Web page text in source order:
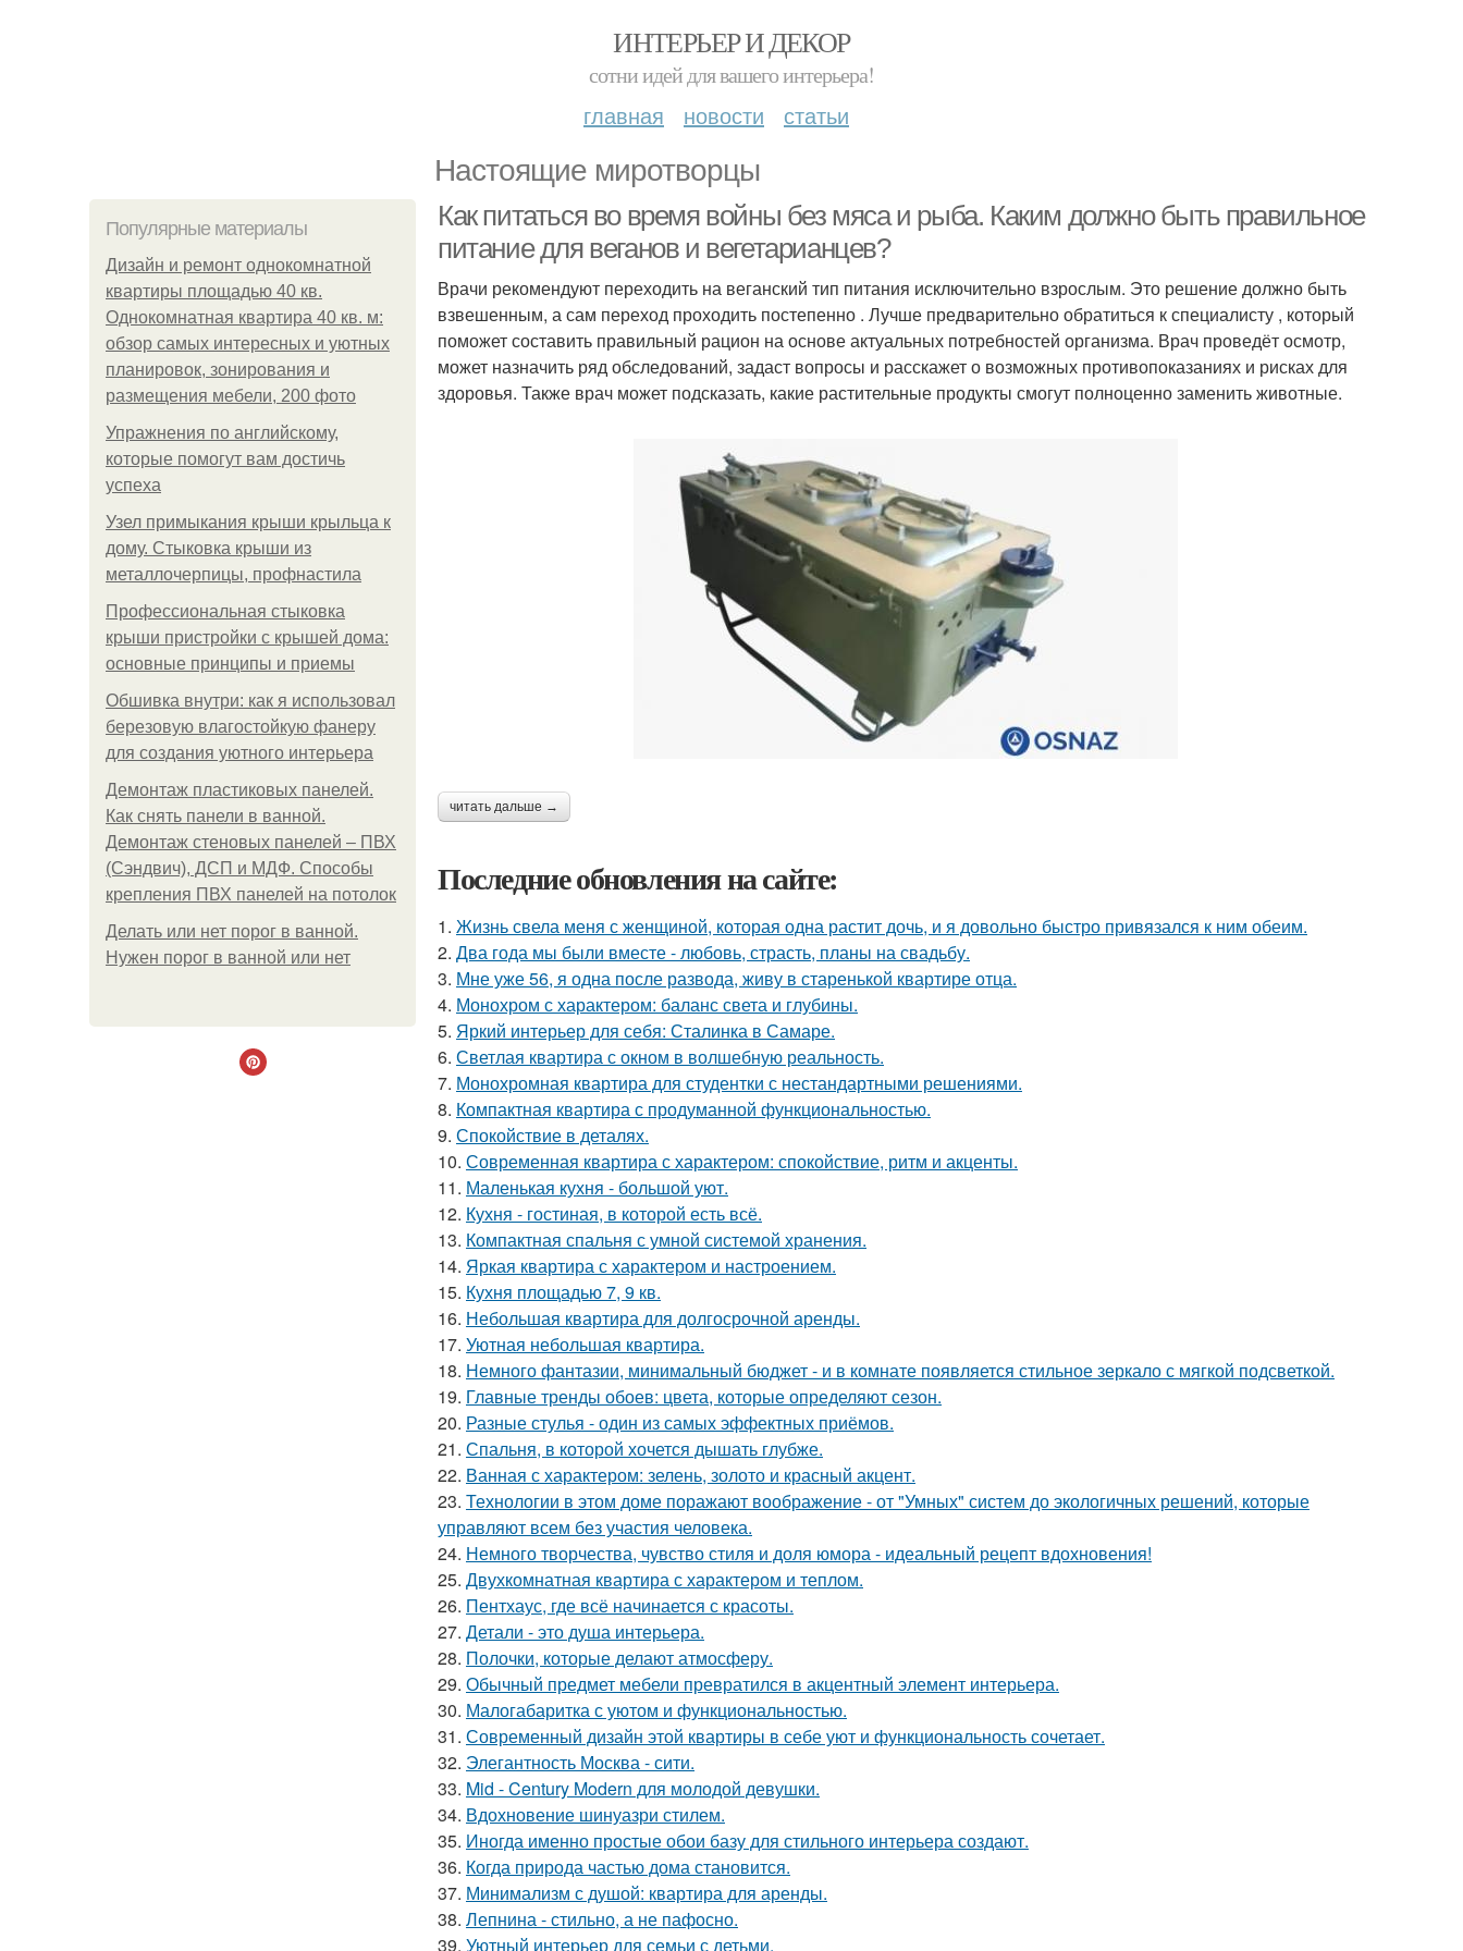
ИНТЕРЬЕР И ДЕКОР
сотни идей для вашего интерьера!
главная новости статьи
Настоящие миротворцы
Популярные материалы
Дизайн и ремонт однокомнатной
квартиры площадью 40 кв.
Однокомнатная квартира 40 кв. м:
обзор самых интересных и уютных
планировок, зонирования и
размещения мебели, 200 фото
Упражнения по английскому,
которые помогут вам достичь
успеха
Узел примыкания крыши крыльца к
дому. Стыковка крыши из
металлочерпицы, профнастила
Профессиональная стыковка
крыши пристройки с крышей дома:
основные принципы и приемы
Обшивка внутри: как я использовал
березовую влагостойкую фанеру
для создания уютного интерьера
Демонтаж пластиковых панелей.
Как снять панели в ванной.
Демонтаж стеновых панелей – ПВХ
(Сэндвич), ДСП и МДФ. Способы
крепления ПВХ панелей на потолок
Делать или нет порог в ванной.
Нужен порог в ванной или нет
Как питаться во время войны без мяса и рыба. Каким должно быть правильное
питание для веганов и вегетарианцев?
Врачи рекомендуют переходить на веганский тип питания исключительно взрослым. Это решение должно быть
взвешенным, а сам переход проходить постепенно . Лучше предварительно обратиться к специалисту , который
поможет составить правильный рацион на основе актуальных потребностей организма. Врач проведёт осмотр,
может назначить ряд обследований, задаст вопросы и расскажет о возможных противопоказаниях и рисках для
здоровья. Также врач может подсказать, какие растительные продукты смогут полноценно заменить животные.
читать дальше →
Последние обновления на сайте:
1. Жизнь свела меня с женщиной, которая одна растит дочь, и я довольно быстро привязался к ним обеим.
2. Два года мы были вместе - любовь, страсть, планы на свадьбу.
3. Мне уже 56, я одна после развода, живу в старенькой квартире отца.
4. Монохром с характером: баланс света и глубины.
5. Яркий интерьер для себя: Сталинка в Самаре.
6. Светлая квартира с окном в волшебную реальность.
7. Монохромная квартира для студентки с нестандартными решениями.
8. Компактная квартира с продуманной функциональностью.
9. Спокойствие в деталях.
10. Современная квартира с характером: спокойствие, ритм и акценты.
11. Маленькая кухня - большой уют.
12. Кухня - гостиная, в которой есть всё.
13. Компактная спальня с умной системой хранения.
14. Яркая квартира с характером и настроением.
15. Кухня площадью 7, 9 кв.
16. Небольшая квартира для долгосрочной аренды.
17. Уютная небольшая квартира.
18. Немного фантазии, минимальный бюджет - и в комнате появляется стильное зеркало с мягкой подсветкой.
19. Главные тренды обоев: цвета, которые определяют сезон.
20. Разные стулья - один из самых эффектных приёмов.
21. Спальня, в которой хочется дышать глубже.
22. Ванная с характером: зелень, золото и красный акцент.
23. Технологии в этом доме поражают воображение - от "Умных" систем до экологичных решений, которые
управляют всем без участия человека.
24. Немного творчества, чувство стиля и доля юмора - идеальный рецепт вдохновения!
25. Двухкомнатная квартира с характером и теплом.
26. Пентхаус, где всё начинается с красоты.
27. Детали - это душа интерьера.
28. Полочки, которые делают атмосферу.
29. Обычный предмет мебели превратился в акцентный элемент интерьера.
30. Малогабаритка с уютом и функциональностью.
31. Современный дизайн этой квартиры в себе уют и функциональность сочетает.
32. Элегантность Москва - сити.
33. Mid - Century Modern для молодой девушки.
34. Вдохновение шинуазри стилем.
35. Иногда именно простые обои базу для стильного интерьера создают.
36. Когда природа частью дома становится.
37. Минимализм с душой: квартира для аренды.
38. Лепнина - стильно, а не пафосно.
39. Уютный интерьер для семьи с детьми.